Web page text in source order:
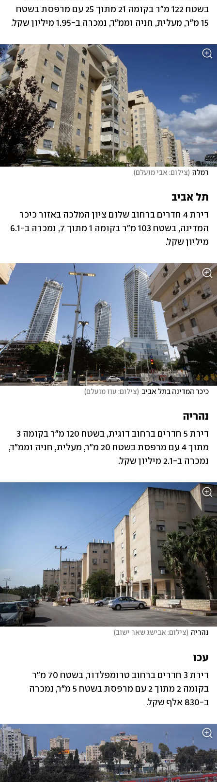
15 מ"ר, מעלית, חניה וממ"ד, נמכרה ב-1.95 מיליון שקל.‏
רמלה (צילום: אבי מועלם)
תל אביב
מיליון שקל.‏
כיכר המדינה בתל אביב (צילום: עוז מועלם)
נהריה
נמכרה ב-2.1 מיליון שקל.‏
נהריה (צילום: אבישג שאר ישוב)
עכו
ב-‏‏830 אלף שקל.‏